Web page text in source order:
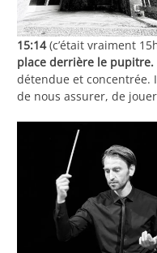
15:14(c’était vraiment
place derrière le pupitre.
détendue et concentrée.
de nous assurer, de